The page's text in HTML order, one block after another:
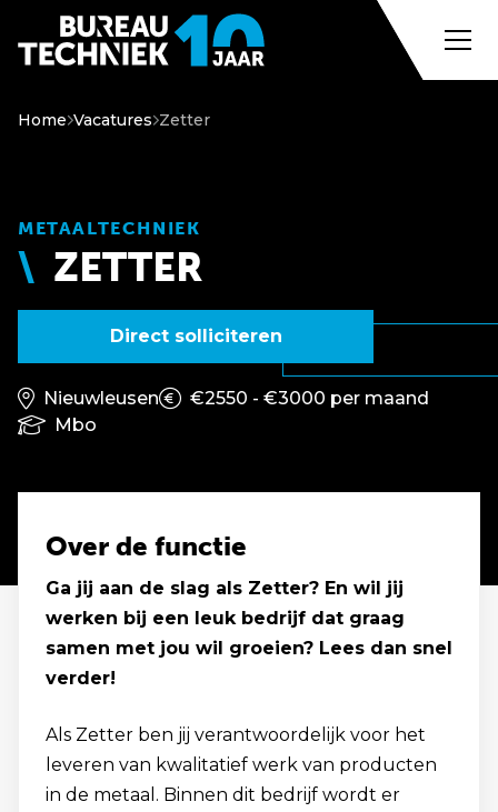
Home Vacatures Zetter
METAALTECHNIEK
ZETTER
Direct solliciteren
Nieuwleusen
€2550 - €3000 per maand
Mbo
Over de functie
Ga jij aan de slag als Zetter? En wil jij
werken bij een leuk bedrijf dat graag
samen met jou wil groeien? Lees dan snel
verder!
Als Zetter ben jij verantwoordelijk voor het
leveren van kwalitatief werk van producten
in de metaal. Binnen dit bedrijf wordt er